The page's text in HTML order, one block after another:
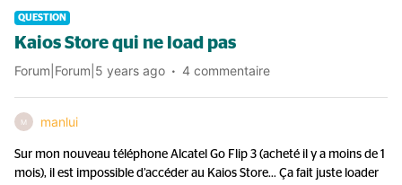
QUESTION
Kaios Store qui ne load pas
Forum|Forum|5 years ago 4 commentaire
M manlui
Sur mon nouveau téléphone Alcatel Go Flip 3 (acheté il y a moins de 1
mois), il est impossible d’accéder au Kaios Store… Ça fait juste loader